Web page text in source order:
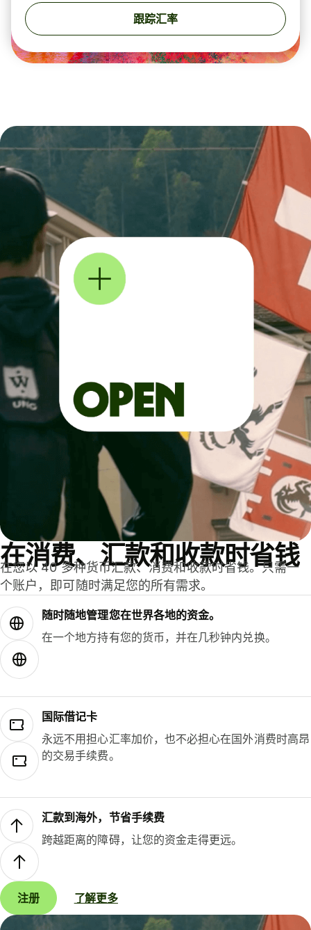
跟踪汇率
在消费、汇款和收款时省钱
在您以 40 多种货币汇款、消费和收款时省钱。只需一
个账户，即可随时满足您的所有需求。
随时随地管理您在世界各地的资金。
在一个地方持有您的货币，并在几秒钟内兑换。
国际借记卡
永远不用担心汇率加价，也不必担心在国外消费时高昂
的交易手续费。
汇款到海外，节省手续费
跨越距离的障碍，让您的资金走得更远。
注册 了解更多